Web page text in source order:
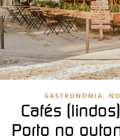
GASTRONOMIA,
Cafés
Porto no